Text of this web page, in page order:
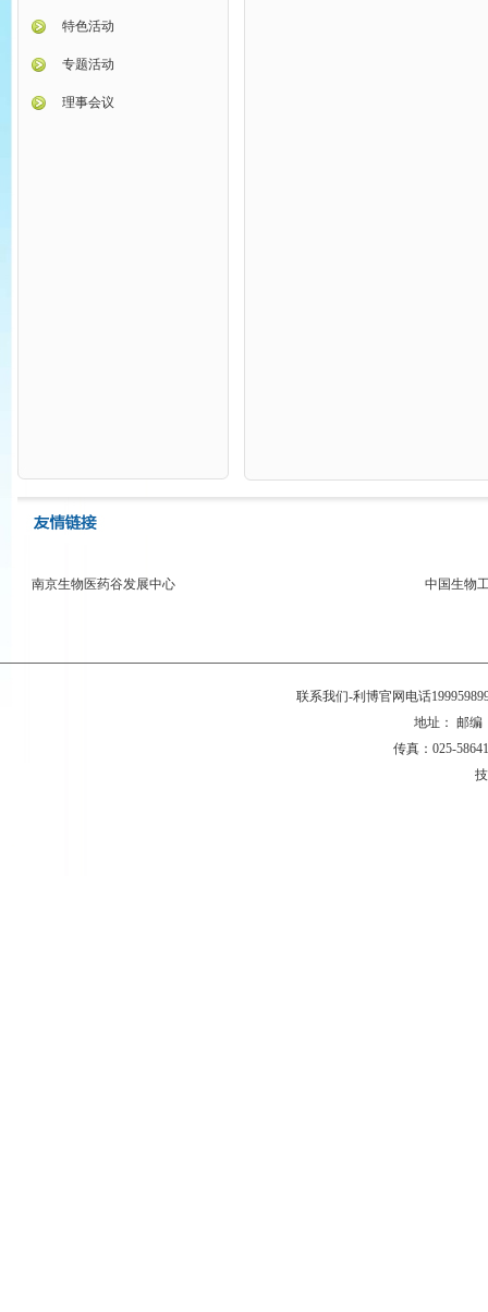
特色活动
专题活动
理事会议
南京生物医药谷发展中心 中国生物
联系我们-利博官网电话
地址： 邮编
传真：025-